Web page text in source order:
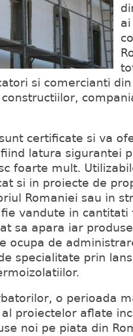
si comercianti
sunt certificate si va
latura sigurantei
foarte mult.
si in proiecte de
Romaniei sau in
vandute in
sa apara iar
ocupa de
specialitate prin
o perioada
proiectelor aflate
noi pe piata din